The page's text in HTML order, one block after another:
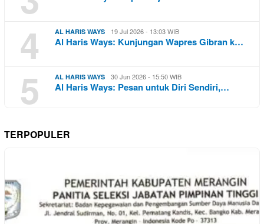
4 AL HARIS WAYS 19 Jul 2026 - 13:03 WIB
Al Haris Ways: Kunjungan Wapres Gibran k…
5 AL HARIS WAYS 30 Jun 2026 - 15:50 WIB
Al Haris Ways: Pesan untuk Diri Sendiri,…
TERPOPULER